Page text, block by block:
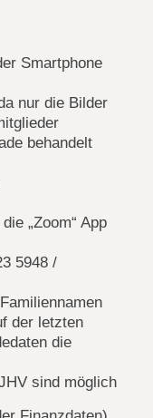
Smartphone
nur die Bilder
behandelt
„Zoom“ App
5948 /
der letzten
die
sind möglich